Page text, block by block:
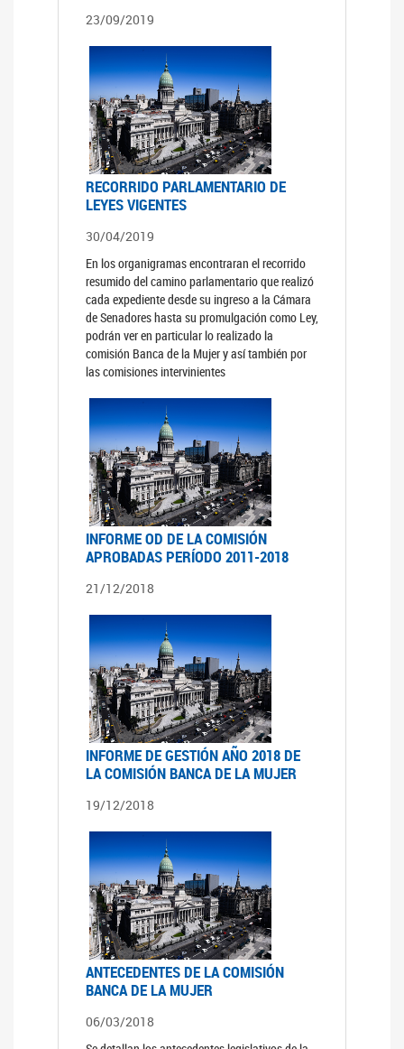
23/09/2019
RECORRIDO PARLAMENTARIO DE
LEYES VIGENTES
30/04/2019
En los organigramas encontraran el recorrido
resumido del camino parlamentario que realizó
cada expediente desde su ingreso a la Cámara
de Senadores hasta su promulgación como Ley,
podrán ver en particular lo realizado la
comisión Banca de la Mujer y así también por
las comisiones intervinientes
INFORME OD DE LA COMISIÓN
APROBADAS PERÍODO 2011-2018
21/12/2018
INFORME DE GESTIÓN AÑO 2018 DE
LA COMISIÓN BANCA DE LA MUJER
19/12/2018
ANTECEDENTES DE LA COMISIÓN
BANCA DE LA MUJER
06/03/2018